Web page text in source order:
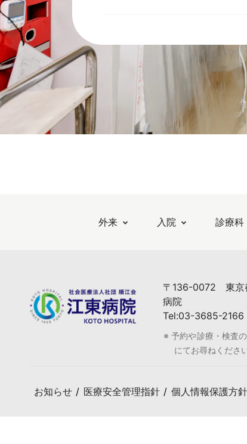
外来 入院 診療科
〒136-0072 東
病院
Tel:03-3685-
※ 予約や診療・検査
にてお尋ねください
お知らせ 医療安全管理指針 個人情報保護方針